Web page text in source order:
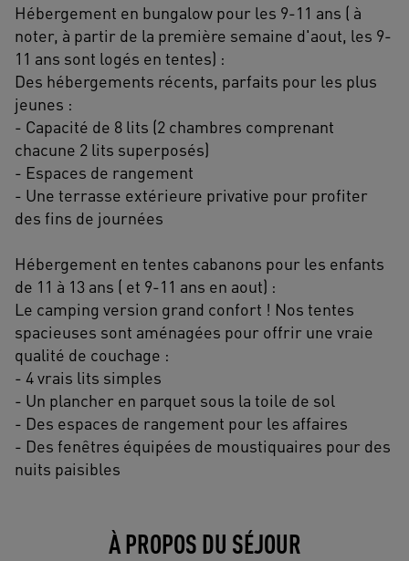
Hébergement en bungalow pour les 9-11 ans ( à
noter, à partir de la première semaine d'aout, les 9-
11 ans sont logés en tentes) :
Des hébergements récents, parfaits pour les plus
jeunes :
- Capacité de 8 lits (2 chambres comprenant
chacune 2 lits superposés)
- Espaces de rangement
- Une terrasse extérieure privative pour profiter
des fins de journées
Hébergement en tentes cabanons pour les enfants
de 11 à 13 ans ( et 9-11 ans en aout) :
Le camping version grand confort ! Nos tentes
spacieuses sont aménagées pour offrir une vraie
qualité de couchage :
- 4 vrais lits simples
- Un plancher en parquet sous la toile de sol
- Des espaces de rangement pour les affaires
- Des fenêtres équipées de moustiquaires pour des
nuits paisibles
À PROPOS DU SÉJOUR